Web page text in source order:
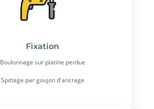
Fixation
Boulonnage sur platine perdue
Spittage par goujon d'ancrage